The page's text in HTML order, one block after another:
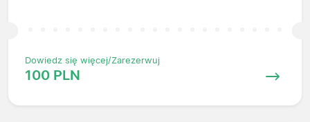
Dowiedz się więcej/Zarezerwuj
100 PLN